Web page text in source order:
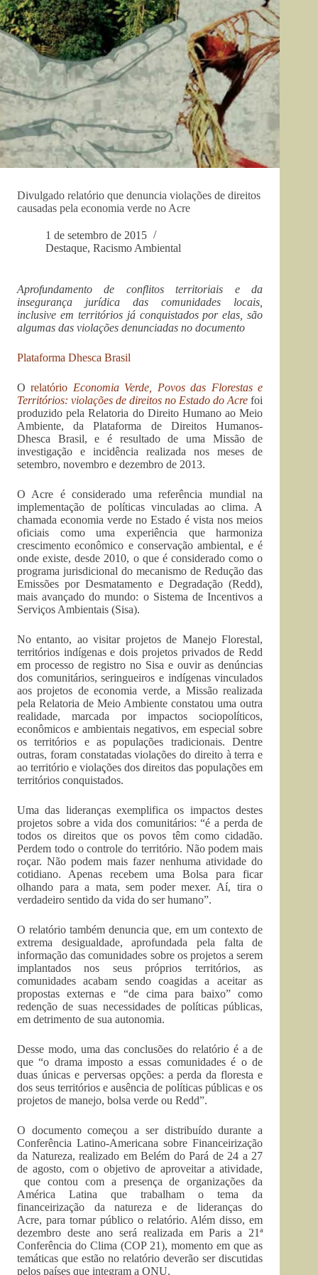
Divulgado relatório que denuncia violações de direitos
causadas pela economia verde no Acre
1 de setembro de 2015
Destaque, Racismo Ambiental
Aprofundamento de conflitos territoriais e da
insegurança jurídica das comunidades locais,
inclusive em territórios já conquistados por elas, são
algumas das violações denunciadas no documento
Plataforma Dhesca Brasil
Orelatório Economia Verde, Povos das Florestas e
Territórios: violações de direitos no Estado do Acre foi
produzido pela Relatoria do Direito Humano ao Meio
Ambiente, da Plataforma de Direitos Humanos-
Dhesca Brasil, e é resultado de uma Missão de
investigação e incidência realizada nos meses de
setembro, novembro e dezembro de 2013.
O Acre é considerado uma referência mundial na
implementação de políticas vinculadas ao clima. A
chamada economia verde no Estado é vista nos meios
oficiais como uma experiência que harmoniza
crescimento econômico e conservação ambiental, e é
onde existe, desde 2010, o que é considerado como o
programa jurisdicional do mecanismo de Redução das
Emissões por Desmatamento e Degradação (Redd),
mais avançado do mundo: o Sistema de Incentivos a
Serviços Ambientais (Sisa).
No entanto, ao visitar projetos de Manejo Florestal,
territórios indígenas e dois projetos privados de Redd
em processo de registro no Sisa e ouvir as denúncias
dos comunitários, seringueiros e indígenas vinculados
aos projetos de economia verde, a Missão realizada
pela Relatoria de Meio Ambiente constatou uma outra
realidade, marcada por impactos sociopolíticos,
econômicos e ambientais negativos, em especial sobre
os territórios e as populações tradicionais. Dentre
outras, foram constatadas violações do direito à terra e
ao território e violações dos direitos das populações em
territórios conquistados.
Uma das lideranças exemplifica os impactos destes
projetos sobre a vida dos comunitários: “é a perda de
todos os direitos que os povos têm como cidadão.
Perdem todo o controle do território. Não podem mais
roçar. Não podem mais fazer nenhuma atividade do
cotidiano. Apenas recebem uma Bolsa para ficar
olhando para a mata, sem poder mexer. Aí, tira o
verdadeiro sentido da vida do ser humano”.
O relatório também denuncia que, em um contexto de
extrema desigualdade, aprofundada pela falta de
informação das comunidades sobre os projetos a serem
implantados nos seus próprios territórios, as
comunidades acabam sendo coagidas a aceitar as
propostas externas e “de cima para baixo” como
redenção de suas necessidades de políticas públicas,
em detrimento de sua autonomia.
Desse modo, uma das conclusões do relatório é a de
que “o drama imposto a essas comunidades é o de
duas únicas e perversas opções: a perda da floresta e
dos seus territórios e ausência de políticas públicas e os
projetos de manejo, bolsa verde ou Redd”.
O documento começou a ser distribuído durante a
Conferência Latino-Americana sobre Financeirização
da Natureza, realizado em Belém do Pará de 24 a 27
de agosto, com o objetivo de aproveitar a atividade,
que contou com a presença de organizações da
América Latina que trabalham o tema da
financeirização da natureza e de lideranças do
Acre, para tornar público o relatório. Além disso, em
dezembro deste ano será realizada em Paris a 21ª
Conferência do Clima (COP 21), momento em que as
temáticas que estão no relatório deverão ser discutidas
pelos países que integram a ONU.